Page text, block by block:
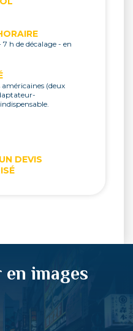
7 h de décalage - en
(deux
DEVIS
images